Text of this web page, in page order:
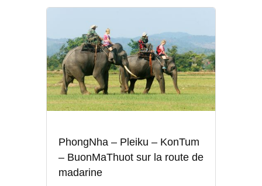
PhongNha – Pleiku – KonTum
– BuonMaThuot sur la route de
madarine